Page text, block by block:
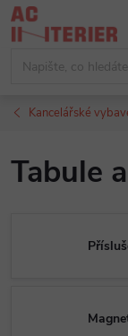
Přejít
na
Kancelářské
Tabule